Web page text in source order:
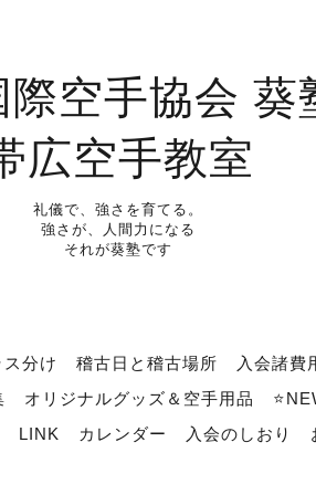
際空手協会 葵
広空手教室
礼儀で、強さを育てる。
強さが、人間力になる
それが葵塾です
ス分け 稽古日と稽古場所 入会諸費
オリジナルグッズ＆空手用品
LINK カレンダー 入会のしおり